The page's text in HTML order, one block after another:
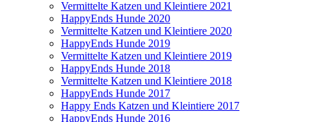
Vermittelte Katzen und Kleintiere 2021
HappyEnds Hunde 2020
Vermittelte Katzen und Kleintiere 2020
HappyEnds Hunde 2019
Vermittelte Katzen und Kleintiere 2019
HappyEnds Hunde 2018
Vermittelte Katzen und Kleintiere 2018
HappyEnds Hunde 2017
Happy Ends Katzen und Kleintiere 2017
HappyEnds Hunde 2016